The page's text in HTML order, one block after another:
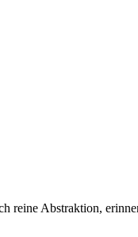
reine Abstraktion,